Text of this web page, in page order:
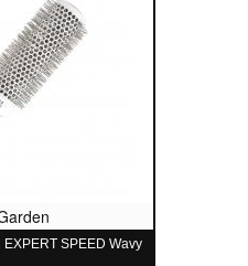
SPEED Wavy